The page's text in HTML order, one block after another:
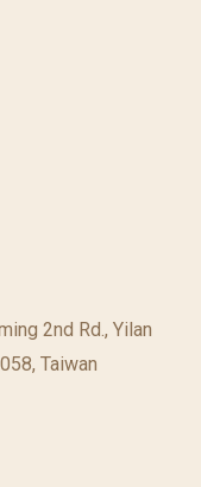
2nd Rd., Yilan
Taiwan